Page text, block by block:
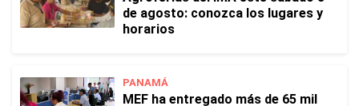
de agosto: conozca los lugares y
horarios
PANAMÁ
MEF ha entregado más de 65 mil